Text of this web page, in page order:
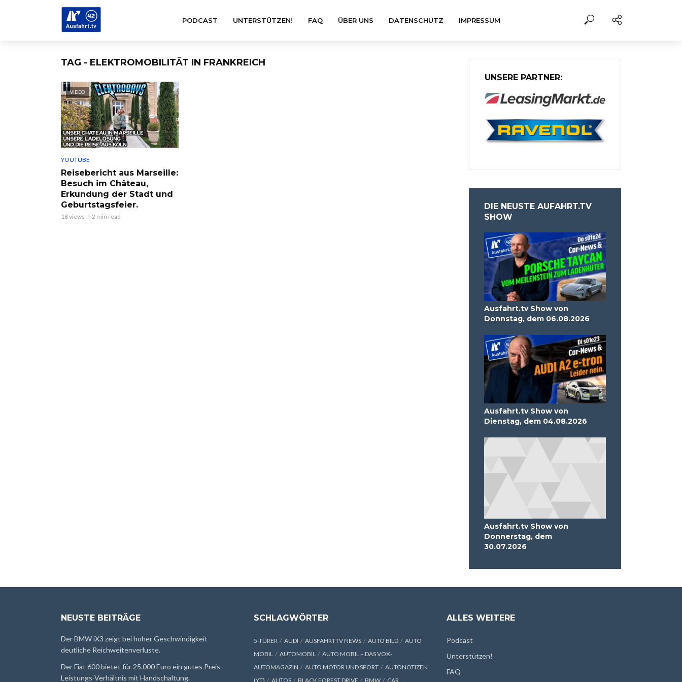
PODCAST UNTERSTÜTZEN! FAQ ÜBER UNS DATENSCHUTZ IMPRESSUM
TAG - ELEKTROMOBILITÄT IN FRANKREICH
VIDEO
YOUTUBE
Reisebericht aus Marseille:
Besuch im Château,
Erkundung der Stadt und
Geburtstagsfeier.
18 views 2 min read
UNSERE PARTNER:
DIE NEUSTE AUFAHRT.TV
SHOW
Ausfahrt.tv Show von
Donnstag, dem 06.08.2026
Ausfahrt.tv Show von
Dienstag, dem 04.08.2026
Ausfahrt.tv Show von
Donnerstag, dem
30.07.2026
NEUSTE BEITRÄGE
Der BMW iX3 zeigt bei hoher Geschwindigkeit
deutliche Reichweitenverluste.
Der Fiat 600 bietet für 25.000 Euro ein gutes Preis-
Leistungs-Verhältnis mit Handschaltung.
SCHLAGWÖRTER
5-TÜRER AUDI AUSFAHRTTV NEWS AUTO BILD
AUTO
MOBIL
AUTOMOBIL
AUTO MOBIL – DAS VOX-
AUTOMAGAZIN
AUTO MOTOR UND SPORT
AUTONOTIZEN
(YT)
AUTOS BLACK FOREST DRIVE BMW CAR
ALLES WEITERE
Podcast
Unterstützen!
FAQ